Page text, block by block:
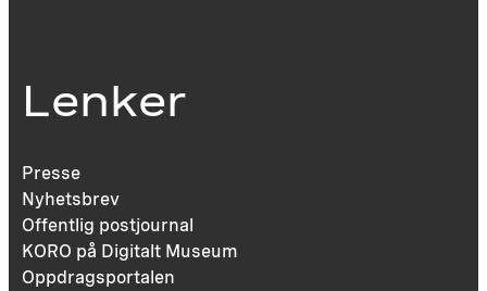
Lenker
Presse
Nyhetsbrev
Offentlig postjournal
KORO på Digitalt Museum
Oppdragsportalen